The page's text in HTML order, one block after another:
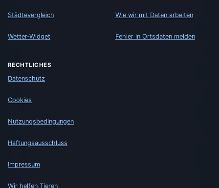
Städtevergleich
Wetter-Widget
Wie wir mit Daten arbeiten
Fehler in Ortsdaten melden
RECHTLICHES
Datenschutz
Cookies
Nutzungsbedingungen
Haftungsausschluss
Impressum
Wir helfen Tieren